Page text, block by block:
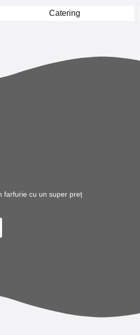
Catering
farfurie cu un super preț